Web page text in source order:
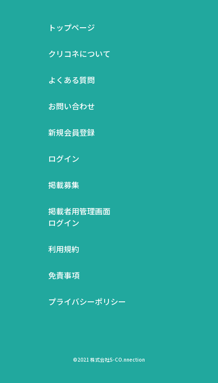
トップページ
クリコネについて
よくある質問
お問い合わせ
新規会員登録
ログイン
掲載募集
掲載者用管理画面
ログイン
利用規約
免責事項
プライバシーポリシー
©2021 株式会社S-CO.nnection